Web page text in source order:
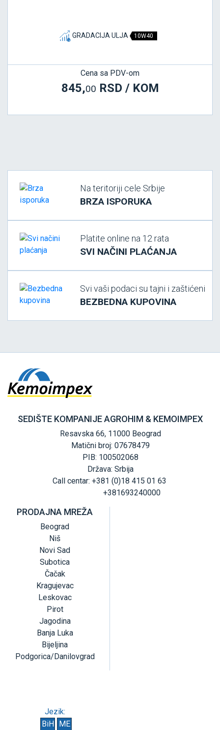
GRADACIJA ULJA 10W40
Cena sa PDV-om
845,00 RSD / KOM
Na teritoriji cele Srbije
BRZA ISPORUKA
Platite online na 12 rata
SVI NAČINI PLAĆANJA
Svi vaši podaci su tajni i zaštićeni
BEZBEDNA KUPOVINA
SEDIŠTE KOMPANIJE AGROHIM & KEMOIMPEX
Resavska 66, 11000 Beograd
Matični broj: 07678479
PIB: 100502068
Država: Srbija
Call centar: +381 (0)18 415 01 63
+381693240000
PRODAJNA MREŽA
Beograd
Niš
Novi Sad
Subotica
Čačak
Kragujevac
Leskovac
Pirot
Jagodina
Banja Luka
Bijeljina
Podgorica/Danilovgrad
Jezik:
BiH
ME